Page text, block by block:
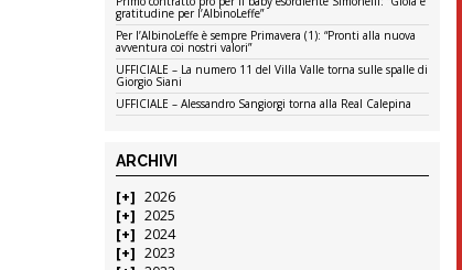
gratitudine per l’AlbinoLeffe”
Per l’AlbinoLeffe è sempre Primavera (1): “Pronti alla nuova
avventura coi nostri valori”
UFFICIALE – La numero 11 del Villa Valle torna sulle spalle di
Giorgio Siani
UFFICIALE – Alessandro Sangiorgi torna alla Real Calepina
ARCHIVI
2026
2025
2024
2023